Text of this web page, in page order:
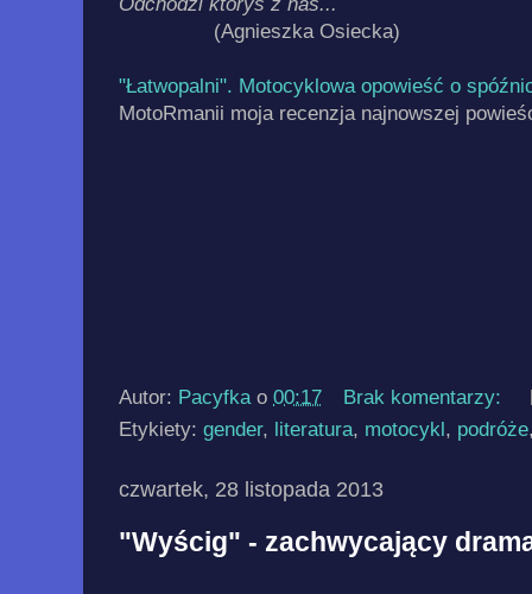
(Agnieszka Osiecka)
"Łatwopalni". Motocyklowa opowieść o
MotoRmanii moja recenzja najnowszej
Autor: Pacyfka o 00:17
Brak komentarzy:
Etykiety: gender, literatura, motocykl, podróże
czwartek, 28 listopada 2013
"Wyścig" - zachwycający